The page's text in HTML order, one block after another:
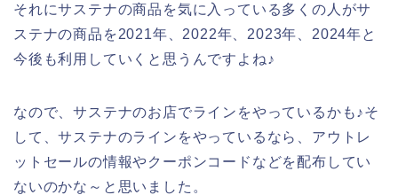
それにサステナの商品を気に入っている多くの人がサ
ステナの商品を2021年、2022年、2023年、2024年と
今後も利用していくと思うんですよね♪
なので、サステナのお店でラインをやっているかも♪そ
して、サステナのラインをやっているなら、アウトレ
ットセールの情報やクーポンコードなどを配布してい
ないのかな～と思いました。